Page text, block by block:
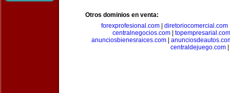
Otros dominios en venta:
forexprofesional.com| diretoriocomercial.com
centralnegocios.com| topempresarial.com
anunciosbienesraices.com|
centraldejuego.com